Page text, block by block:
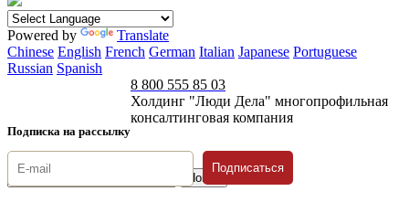
Powered by
Translate
Chinese English French German Italian Japanese Portuguese
Russian Spanish
Подписка на рассылку
8 800 555 85 03
Холдинг "Люди Дела" многопрофильная
консалтинговая компания
Подписаться